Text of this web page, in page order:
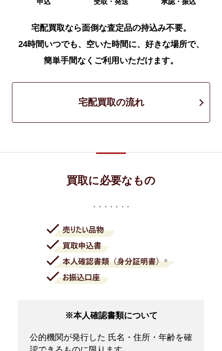
宅配買取なら面倒な査定品の持込み不要。
24時間いつでも、空いた時間に、好きな場所で、
簡単手間なくご利用いただけます。
宅配買取の流れ
買取に必要なもの
※本人確認書類について
公的機関が発行した 氏名・住所・年齢を確